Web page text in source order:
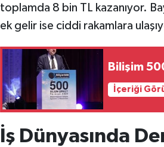
toplamda 8 bin TL kazanıyor.
ek gelir ise ciddi rakamlara
Bilişim
İçeriği
İş Dünyasında